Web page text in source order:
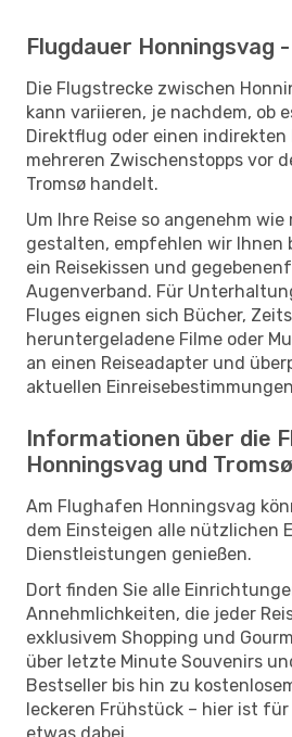
Flugdauer Honningsvag
Die Flugstrecke zwischen
kann variieren, je nachdem, ob
Direktflug oder einen indirekten
mehreren Zwischenstopps vor
Tromsø handelt.
Um Ihre Reise so angenehm
gestalten, empfehlen wir Ihnen
ein Reisekissen und
Augenverband. Für
Fluges eignen sich Bücher,
heruntergeladene Filme oder
an einen Reiseadapter und
aktuellen
Informationen über die
Honningsvag und Tromsø
Am Flughafen Honningsvag
dem Einsteigen alle nützlichen
Dienstleistungen genießen.
Dort finden Sie alle
Annehmlichkeiten, die jeder
exklusivem Shopping und
über letzte Minute Souvenirs
Bestseller bis hin zu
leckeren Frühstück – hier ist